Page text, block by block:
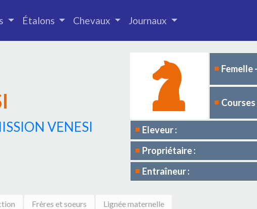
Étalons Chevaux Journaux
VENESI
Femelle
Courses
Eleveur :
Propriétaire :
Entraîneur :
Frères et soeurs Lignée maternelle